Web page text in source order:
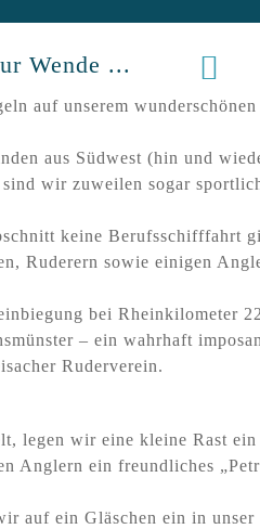
Wende ...
auf unserem
aus Südwest (hin und
sind wir zuweilen sogar
keine Berufsschifffahrt
Ruderern sowie einigen
bei Rheinkilometer
– ein wahrhaft
Ruderverein.
legen wir eine kleine Rast
Anglern ein freundliches
auf ein Gläschen ein in